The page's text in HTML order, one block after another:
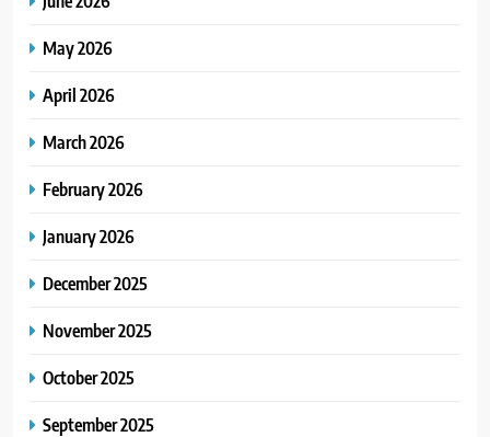
May 2026
April 2026
March 2026
February 2026
January 2026
December 2025
November 2025
October 2025
September 2025